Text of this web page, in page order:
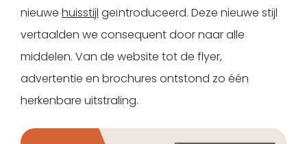
nieuwe huisstijl geïntroduceerd. Deze nieuwe stijl
vertaalden we consequent door naar alle
middelen. Van de website tot de flyer,
advertentie en brochures ontstond zo één
herkenbare uitstraling.